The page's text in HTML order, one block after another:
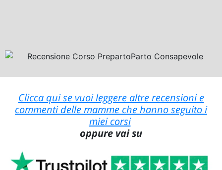
Clicca qui se vuoi leggere altre recensioni e
commenti delle mamme che hanno seguito i
miei corsi
oppure vai su